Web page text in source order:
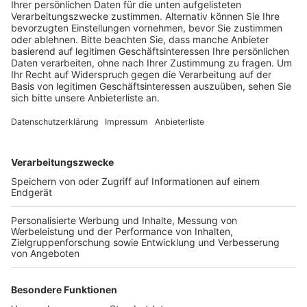
Kirmes eine Explosion verursacht hatte.
Veröffentlicht:Mittwoch, 19.04.2023 08:15
Anzeige
Wegen der Explosion und wegen der Gefährdung der
verurteilt. Der Kölner hat die Tat gestanden. Er habe
Menschen erschrecken wollen, sagte er. Laut Anklage
hatte er in der Geisterbahn eine Plastikflasche mit
Salzsäure abgestellt. Sie explodierte und sorgte für
einen beißenden Geruch. Verletzte hatte es damals
nicht gegeben. Der Mann steht auch im Verdacht, eine
ähnliche Tat auf der Rheinkirmes in Düsseldorf
Verweis auf den Prozess in Düren das Verfahren